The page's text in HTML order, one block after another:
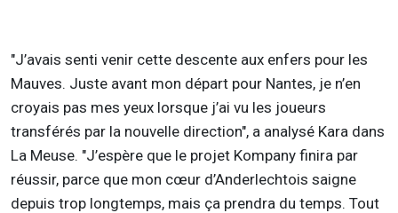
"J’avais senti venir cette descente aux enfers pour les
Mauves. Juste avant mon départ pour Nantes, je n’en
croyais pas mes yeux lorsque j’ai vu les joueurs
transférés par la nouvelle direction", a analysé Kara dans
La Meuse. "J’espère que le projet Kompany finira par
réussir, parce que mon cœur d’Anderlechtois saigne
depuis trop longtemps, mais ça prendra du temps. Tout